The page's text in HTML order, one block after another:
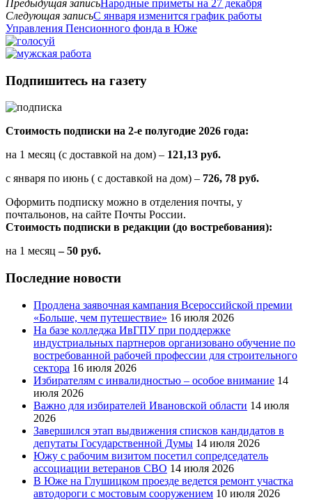
Предыдущая записьНародные приметы на 27 декабря
Следующая записьС января изменится график работы
Управления Пенсионного фонда в Юже
Подпишитесь на газету
Стоимость подписки на 2-е полугодие 2026 года:
на 1 месяц (с доставкой на дом) – 121,13 руб.
с января по июнь ( с доставкой на дом) – 726, 78 руб.
Оформить подписку можно в отделения почты, у
почтальонов, на сайте Почты России.
Стоимость подписки в редакции (до востребования):
на 1 месяц – 50 руб.
Последние новости
Продлена заявочная кампания Всероссийской премии
«Больше, чем путешествие» 16 июля 2026
На базе колледжа ИвГПУ при поддержке
индустриальных партнеров организовано обучение по
востребованной рабочей профессии для строительного
сектора 16 июля 2026
Избирателям с инвалидностью – особое внимание 14
июля 2026
Важно для избирателей Ивановской области 14 июля
2026
Завершился этап выдвижения списков кандидатов в
депутаты Государственной Думы 14 июля 2026
Южу с рабочим визитом посетил сопредседатель
ассоциации ветеранов СВО 14 июля 2026
В Юже на Глушицком проезде ведется ремонт участка
автодороги с мостовым сооружением 10 июля 2026